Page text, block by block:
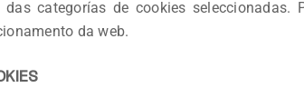
das categorías de cookies
da web.